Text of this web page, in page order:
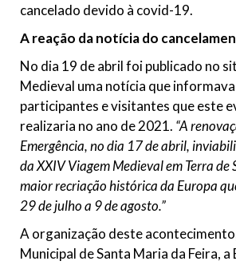
cancelado devido à covid-19.
A reação da notícia do
No dia 19 de abril foi publicado no
Medieval uma notícia que
participantes e visitantes que este
realizaria no ano de 2021. “A
Emergência, no dia 17 de abril,
da XXIV Viagem Medieval em Terra de
maior recriação histórica da Europa
29 de julho a 9 de agosto.”
A organização deste
Municipal de Santa Maria da Feira, a